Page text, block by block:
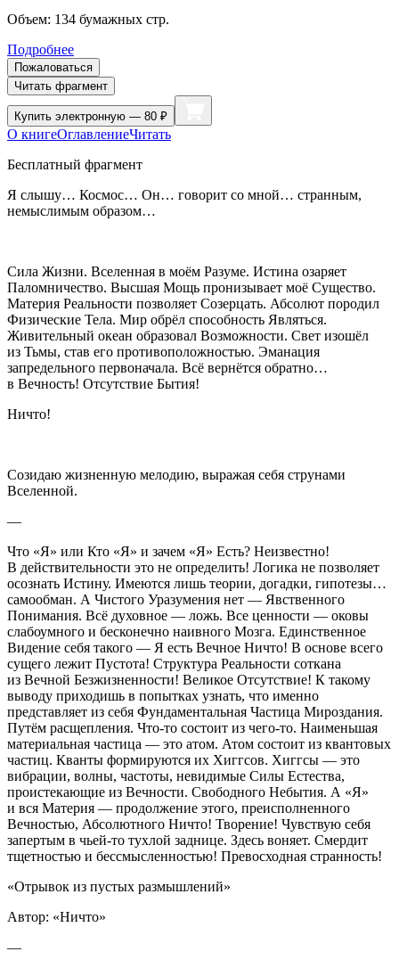
Объем: 134 бумажных стр.
Подробнее
Пожаловаться
Читать фрагмент
Купить электронную — 80 ₽
О книгеОглавлениеЧитать
Бесплатный фрагмент
Я слышу… Космос… Он… говорит со мной… странным,
немыслимым образом…
Сила Жизни. Вселенная в моём Разуме. Истина озаряет
Паломничество. Высшая Мощь пронизывает моё Существо.
Материя Реальности позволяет Созерцать. Абсолют породил
Физические Тела. Мир обрёл способность Являться.
Живительный океан образовал Возможности. Свет изошёл
из Тьмы, став его противоположностью. Эманация
запредельного первоначала. Всё вернётся обратно…
в Вечность! Отсутствие Бытия!
Ничто!
Созидаю жизненную мелодию, выражая себя струнами
Вселенной.
—
Что «Я» или Кто «Я» и зачем «Я» Есть? Неизвестно!
В действительности это не определить! Логика не позволяет
осознать Истину. Имеются лишь теории, догадки, гипотезы…
самообман. А Чистого Уразумения нет — Явственного
Понимания. Всё духовное — ложь. Все ценности — оковы
слабоумного и бесконечно наивного Мозга. Единственное
Видение себя такого — Я есть Вечное Ничто! В основе всего
сущего лежит Пустота! Структура Реальности соткана
из Вечной Безжизненности! Великое Отсутствие! К такому
выводу приходишь в попытках узнать, что именно
представляет из себя Фундаментальная Частица Мироздания.
Путём расщепления. Что-то состоит из чего-то. Наименьшая
материальная частица — это атом. Атом состоит из квантовых
частиц. Кванты формируются их Хиггсов. Хиггсы — это
вибрации, волны, частоты, невидимые Силы Естества,
проистекающие из Вечности. Свободного Небытия. А «Я»
и вся Материя — продолжение этого, преисполненного
Вечностью, Абсолютного Ничто! Творение! Чувствую себя
запертым в чьей-то тухлой заднице. Здесь воняет. Смердит
тщетностью и бессмысленностью! Превосходная странность!
«Отрывок из пустых размышлений»
Автор: «Ничто»
—